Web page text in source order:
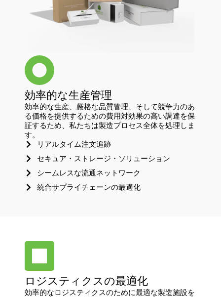
効率的な生産管理
効率的な生産、厳格な品質管理、そして競争力のあ
る価格を提供するための費用対効果の高い調達を保
証するため、私たちは製造プロセス全体を処理しま
す。
リアルタイム注文追跡
セキュア・ストレージ・ソリューション
シームレスな流通ネットワーク
統合サプライチェーンの最適化
ロジスティクスの最適化
効率的なロジスティクスのために最適な製造施設を